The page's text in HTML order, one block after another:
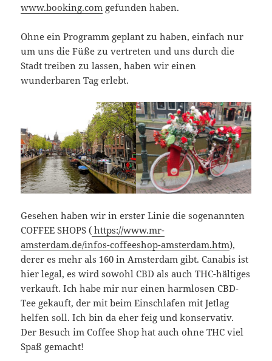
www.booking.com gefunden haben.
Ohne ein Programm geplant zu haben, einfach nur
um uns die Füße zu vertreten und uns durch die
Stadt treiben zu lassen, haben wir einen
wunderbaren Tag erlebt.
Gesehen haben wir in erster Linie die sogenannten
COFFEE SHOPS ( https://www.mr-
amsterdam.de/infos-coffeeshop-amsterdam.htm),
derer es mehr als 160 in Amsterdam gibt. Canabis ist
hier legal, es wird sowohl CBD als auch THC-hältiges
verkauft. Ich habe mir nur einen harmlosen CBD-
Tee gekauft, der mit beim Einschlafen mit Jetlag
helfen soll. Ich bin da eher feig und konservativ.
Der Besuch im Coffee Shop hat auch ohne THC viel
Spaß gemacht!